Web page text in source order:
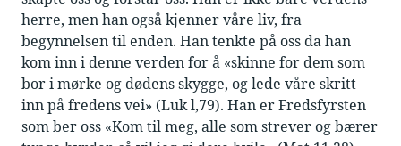
herre, men han også kjenner våre liv, fra
begynnelsen til enden. Han tenkte på oss da han
kom inn i denne verden for å «skinne for dem som
bor i mørke og dødens skygge, og lede våre skritt
inn på fredens vei» (Luk l,79). Han er Fredsfyrsten
som ber oss «Kom til meg, alle som strever og bærer